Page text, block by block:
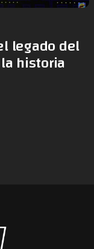
legado del
historia